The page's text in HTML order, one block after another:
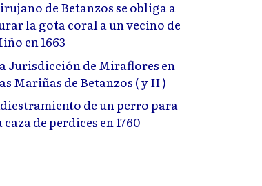
de Betanzos se obliga a
la gota coral a un vecino de
en 1663
Jurisdicción de Miraflores en
Mariñas de Betanzos ( y II )
de un perro para
caza de perdices en 1760